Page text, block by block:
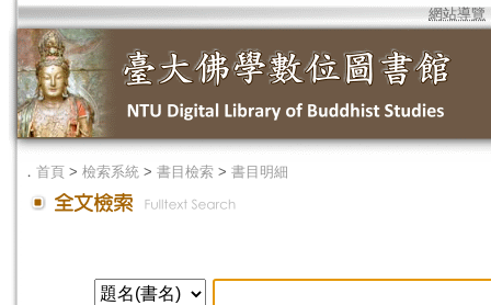
網站導覽
． 首頁 > 檢索系統 > 書目檢索 > 書目明細